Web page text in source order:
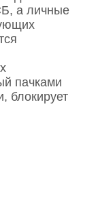
а личные
пачками
блокирует